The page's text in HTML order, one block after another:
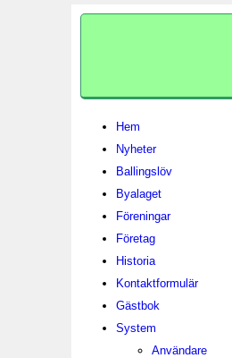
Hem
Nyheter
Ballingslöv
Byalaget
Föreningar
Företag
Historia
Kontaktformulär
Gästbok
System
Användare